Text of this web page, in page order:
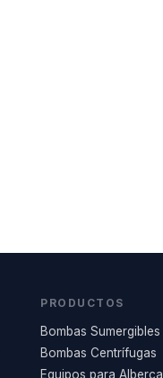
PRODUCTOS
Bombas Sumergibles
Bombas Centrífugas
Equipos para Alberca